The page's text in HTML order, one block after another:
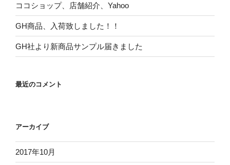
ココショップ、店舗紹介、Yahoo
GH商品、入荷致しました！！
GH社より新商品サンプル届きました
最近のコメント
アーカイブ
2017年10月